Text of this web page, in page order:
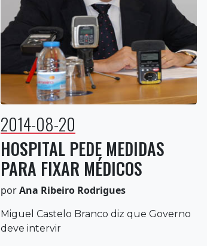
2014-08-20
HOSPITAL PEDE MEDIDAS
PARA FIXAR MÉDICOS
porAna Ribeiro Rodrigues
Miguel Castelo Branco diz que Governo
deve intervir